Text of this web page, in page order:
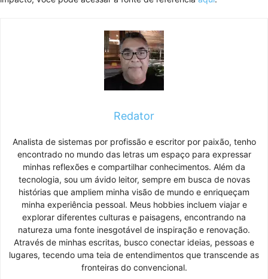
Redator
Analista de sistemas por profissão e escritor por paixão, tenho
encontrado no mundo das letras um espaço para expressar
minhas reflexões e compartilhar conhecimentos. Além da
tecnologia, sou um ávido leitor, sempre em busca de novas
histórias que ampliem minha visão de mundo e enriqueçam
minha experiência pessoal. Meus hobbies incluem viajar e
explorar diferentes culturas e paisagens, encontrando na
natureza uma fonte inesgotável de inspiração e renovação.
Através de minhas escritas, busco conectar ideias, pessoas e
lugares, tecendo uma teia de entendimentos que transcende as
fronteiras do convencional.